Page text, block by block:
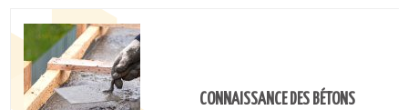
CONNAISSANCE DES BÉTONS